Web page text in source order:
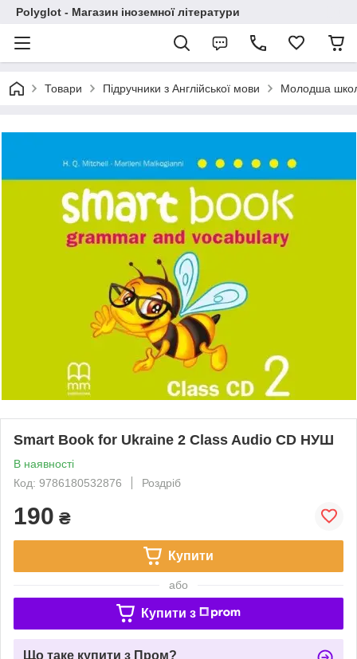
Polyglot - Магазин іноземної літератури
Товари Підручники з Англійської мови Молодша
Smart Book for Ukraine 2 Class Audio CD НУШ
В наявності
Код: 9786180532876
Роздріб
190 ₴
Купити
або
Купити з
Що таке купити з Пром?